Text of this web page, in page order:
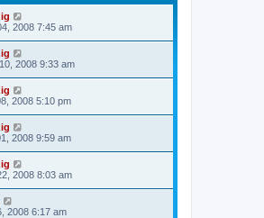
2008 7:45 am
2008 9:33 am
2008 5:10 pm
2008 9:59 am
2008 8:03 am
2008 6:17 am